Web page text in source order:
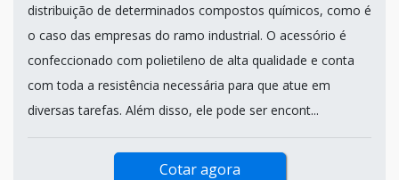
distribuição de determinados compostos químicos, como é
o caso das empresas do ramo industrial. O acessório é
confeccionado com polietileno de alta qualidade e conta
com toda a resistência necessária para que atue em
diversas tarefas. Além disso, ele pode ser encont...
Cotar agora